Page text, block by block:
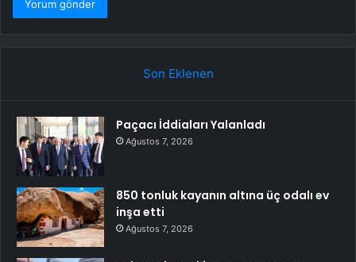
Son Eklenen
Paçacı İddiaları Yalanladı
Ağustos 7, 2026
850 tonluk kayanın altına üç odalı ev
inşa etti
Ağustos 7, 2026